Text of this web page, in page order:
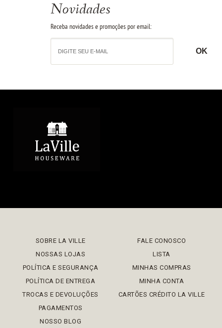
Novidades
Receba novidades e promoções por email:
SOBRE LA VILLE
NOSSAS LOJAS
POLÍTICA E SEGURANÇA
POLÍTICA DE ENTREGA
TROCAS E DEVOLUÇÕES
PAGAMENTOS
NOSSO BLOG
FALE CONOSCO
LISTA
MINHAS COMPRAS
MINHA CONTA
CARTÕES CRÉDITO LA VILLE